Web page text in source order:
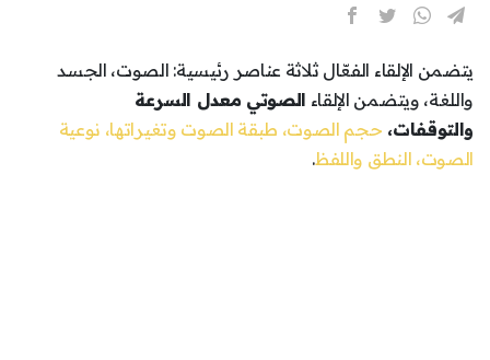
يتضمن الإلقاء الفعّال ثلاثة عناصر رئيسية: الصوت، الجسد
واللغة، ويتضمن الإلقاء الصوتي معدل السرعة
والتوقفات، حجم الصوت، طبقة الصوت وتغيراتها، نوعية
الصوت، النطق واللفظ.